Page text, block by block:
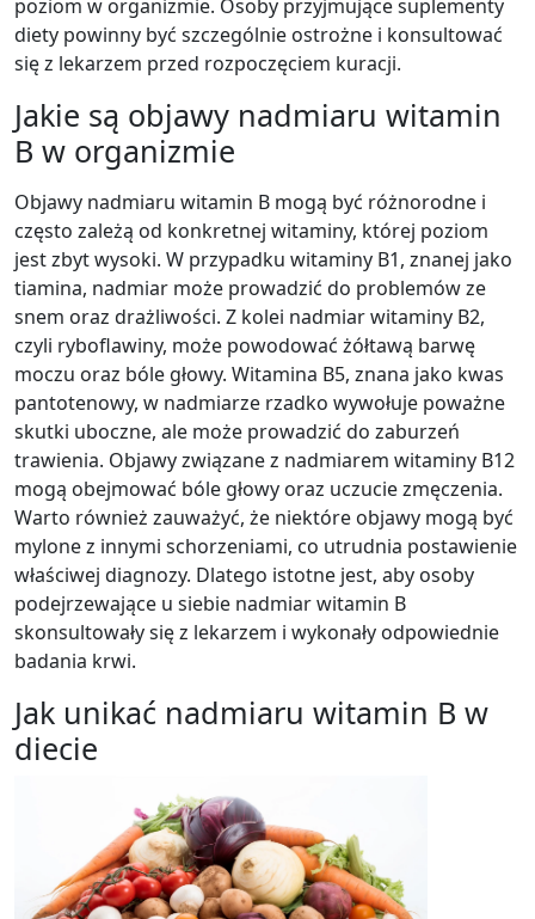
poziom w organizmie. Osoby przyjmujące suplementy
diety powinny być szczególnie ostrożne i konsultować
się z lekarzem przed rozpoczęciem kuracji.
Jakie są objawy nadmiaru witamin
B w organizmie
Objawy nadmiaru witamin B mogą być różnorodne i
często zależą od konkretnej witaminy, której poziom
jest zbyt wysoki. W przypadku witaminy B1, znanej jako
tiamina, nadmiar może prowadzić do problemów ze
snem oraz drażliwości. Z kolei nadmiar witaminy B2,
czyli ryboflawiny, może powodować żółtawą barwę
moczu oraz bóle głowy. Witamina B5, znana jako kwas
pantotenowy, w nadmiarze rzadko wywołuje poważne
skutki uboczne, ale może prowadzić do zaburzeń
trawienia. Objawy związane z nadmiarem witaminy B12
mogą obejmować bóle głowy oraz uczucie zmęczenia.
Warto również zauważyć, że niektóre objawy mogą być
mylone z innymi schorzeniami, co utrudnia postawienie
właściwej diagnozy. Dlatego istotne jest, aby osoby
podejrzewające u siebie nadmiar witamin B
skonsultowały się z lekarzem i wykonały odpowiednie
badania krwi.
Jak unikać nadmiaru witamin B w
diecie